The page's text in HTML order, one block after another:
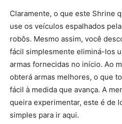
Claramente, o que este Shrine
use os veículos espalhados
robôs. Mesmo assim, você
fácil simplesmente eliminá-los
armas fornecidas no início. Ao
obterá armas melhores, o que
fácil à medida que avança. A
queira experimentar, este é de
simples para ir aqui.